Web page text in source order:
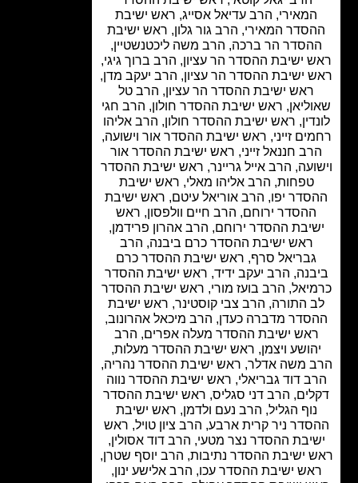
הרב עדיאל אסייג, ראש ישיבת
המאירי, הרב גור גלון, ראש ישיבת
הר ברכה, הרב משה ליכטנשטיין,
ישיבת ההסדר הר עציון, הרב ברוך גיגי,
ישיבת ההסדר הר עציון, הרב יעקב מדן,
ראש ישיבת ההסדר הר עציון, הרב טל
ראש ישיבת ההסדר חולון, הרב חגי
ראש ישיבת ההסדר חולון, הרב אליהו
זייני, ראש ישיבת ההסדר אור וישועה,
חננאל זייני, ראש ישיבת ההסדר אור
הרב אייל גריינר, ראש ישיבת ההסדר
טפחות, הרב אליהו מאלי, ראש ישיבת
יפו, הרב אוריאל עיטם, ראש ישיבת
ההסדר ירוחם, הרב חיים וולפסון, ראש
ההסדר ירוחם, הרב אהרון פרידמן,
ראש ישיבת ההסדר כרם ביבנה, הרב
גבריאל סרף, ראש ישיבת ההסדר כרם
הרב יעקב ידיד, ראש ישיבת ההסדר
הרב בועז מורי, ראש ישיבת ההסדר
התורה, הרב צבי קוסטינר, ראש ישיבת
מדברה כעדן, הרב מיכאל אהרונוב,
ישיבת ההסדר מעלה אפרים, הרב
ויצמן, ראש ישיבת ההסדר מעלות,
משה אדלר, ראש ישיבת ההסדר נהריה,
דוד גבריאלי, ראש ישיבת ההסדר נווה
הרב דני סגליס, ראש ישיבת ההסדר
נוף הגליל, הרב נעם ולדמן, ראש ישיבת
ניר קרית ארבע, הרב ציון טויל, ראש
ההסדר נצר מטעי, הרב דוד אסולין,
ישיבת ההסדר נתיבות, הרב יוסף שטרן,
ישיבת ההסדר עכו, הרב אלישע ינון,